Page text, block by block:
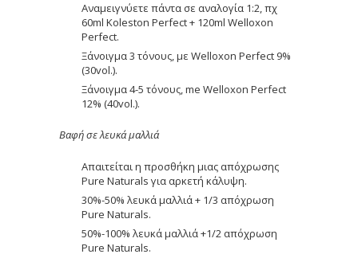
Αναμειγνύετε πάντα σε αναλογία 1:2, πχ
60ml Koleston Perfect + 120ml Welloxon
Perfect.
Ξάνοιγμα 3 τόνους, με Welloxon Perfect 9%
(30vol.).
Ξάνοιγμα 4-5 τόνους, me Welloxon Perfect
12% (40vol.).
Βαφή σε λευκά μαλλιά
Απαιτείται η προσθήκη μιας απόχρωσης
Pure Naturals για αρκετή κάλυψη.
30%-50% λευκά μαλλιά + 1/3 απόχρωση
Pure Naturals.
50%-100% λευκά μαλλιά +1/2 απόχρωση
Pure Naturals.